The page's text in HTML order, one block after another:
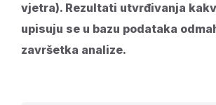
vjetra). Rezultati utvrđivanja
upisuju se u bazu podataka
završetka analize.